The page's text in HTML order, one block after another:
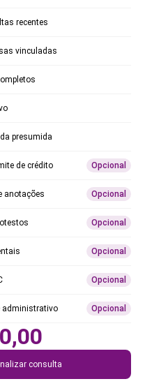
recentes
vinculadas
presumida
de crédito Opcional
anotações Opcional
Opcional
Opcional
Opcional
administrativo Opcional
consulta